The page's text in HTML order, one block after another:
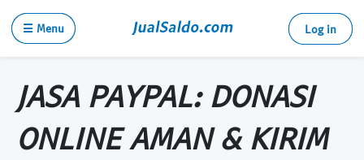
☰ Menu Log in
JASA PAYPAL: DONASI
ONLINE AMAN & KIRIM